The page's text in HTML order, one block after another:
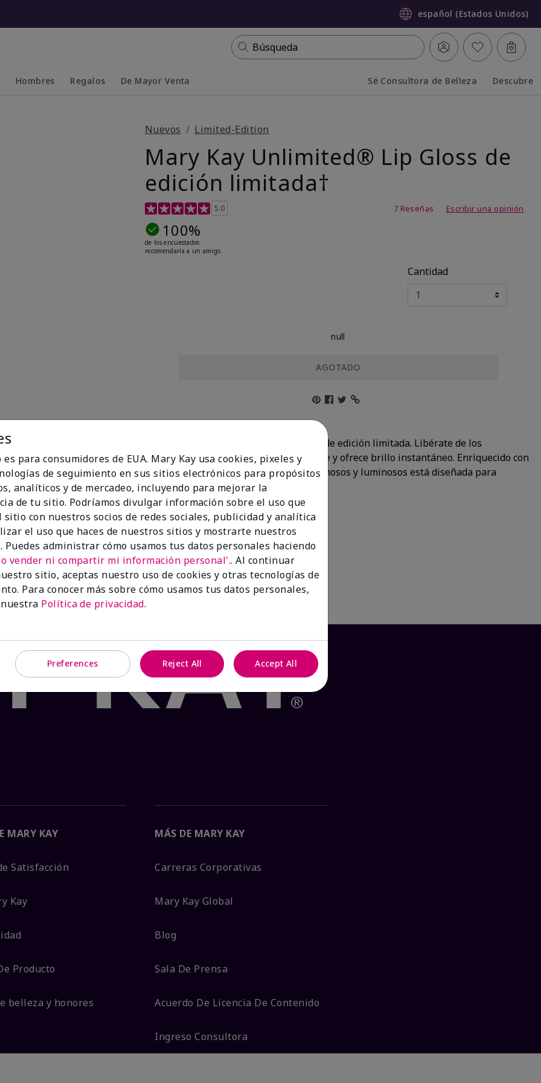
español (Estados Unidos)
Búsqueda
Hombres Regalos De Mayor Venta Sé Consultora de Belleza Descubre
Nuevos Limited-Edition
Mary Kay Unlimited® Lip Gloss de
edición limitada†
Calificación de clientes de 5 de 5
5.0 7 Reseñas Escribir una opinión
100%
de los encuestados
recomendaría a un amigo.
Cantidad
null
AGOTADO
con nuevos tonos! Lleva tu brillo al siguiente nivel con tres tonos de edición limitada. Libérate de los
con un brillo de última generación que se desliza suavemente y ofrece brillo instantáneo. Enriquecido con
E, esta fórmula humectante en tonos deslumbrantes con acabados cremosos y luminosos está diseñada para
tono de piel, estado de ánimo y ocasión.
con vitaminas C y E
cada tono de piel y ocasión
por dermatólogos
para irritación y alergias en la piel
agotar existencias.
al menudeo.
MARY KAY
Satisfacción
Kay
Producto
belleza y honores
MÁS DE MARY KAY
Carreras Corporativas
Mary Kay Global
Blog
Sala De Prensa
Acuerdo De Licencia De Contenido
Ingreso Consultora
es para consumidores de EUA. Mary Kay usa cookies, pixeles y
de seguimiento en sus sitios electrónicos para propósitos
analíticos y de mercadeo, incluyendo para mejorar la
de tu sitio. Podríamos divulgar información sobre el uso que
sitio con nuestros socios de redes sociales, publicidad y analítica
el uso que haces de nuestros sitios y mostrarte nuestros
Puedes administrar cómo usamos tus datos personales haciendo
vender ni compartir mi información personal'.. Al continuar
sitio, aceptas nuestro uso de cookies y otras tecnologías de
Para conocer más sobre cómo usamos tus datos personales,
Política de privacidad.
Preferences Reject All Accept All